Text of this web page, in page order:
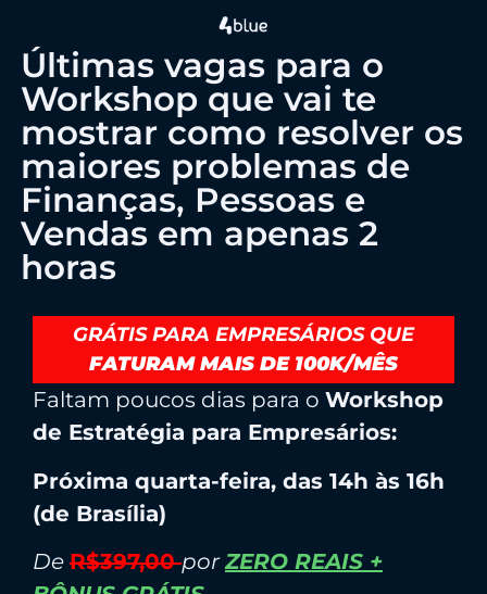
Últimas vagas para o
Workshop que vai te
mostrar como resolver os
maiores problemas de
Finanças, Pessoas e
Vendas em apenas 2
horas
GRÁTIS PARA EMPRESÁRIOS QUE
FATURAM MAIS DE 100K/MÊS
Faltam poucos dias para o Workshop
de Estratégia para Empresários:
Próxima quarta-feira, das 14h às 16h
(de Brasília)
De R$397,00porZERO REAIS +